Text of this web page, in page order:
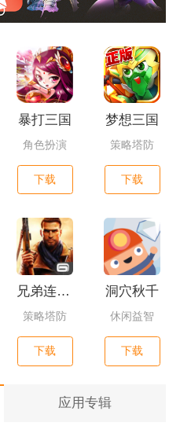
暴打三国
角色扮演
下载
梦想三国
策略塔防
下载
兄弟连3：战争之子
策略塔防
下载
洞穴秋千
休闲益智
下载
应用专辑